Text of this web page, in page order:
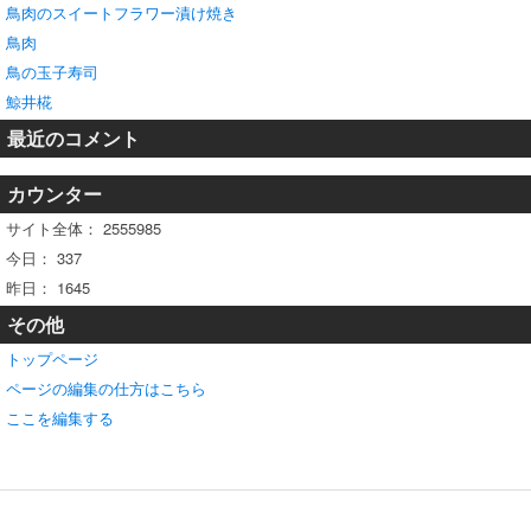
鳥肉のスイートフラワー漬け焼き
鳥肉
鳥の玉子寿司
鯨井椛
最近のコメント
カウンター
サイト全体： 2555985
今日： 337
昨日： 1645
その他
トップページ
ページの編集の仕方はこちら
ここを編集する